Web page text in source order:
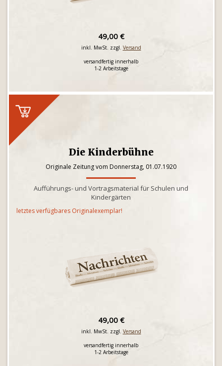
49,00 €
inkl. MwSt. zzgl. Versand
versandfertig innerhalb
1-2 Arbeitstage
Die Kinderbühne
Originale Zeitung vom Donnerstag, 01.07.1920
Aufführungs- und Vortragsmaterial für Schulen und
Kindergärten
letztes verfügbares Originalexemplar!
49,00 €
inkl. MwSt. zzgl. Versand
versandfertig innerhalb
1-2 Arbeitstage